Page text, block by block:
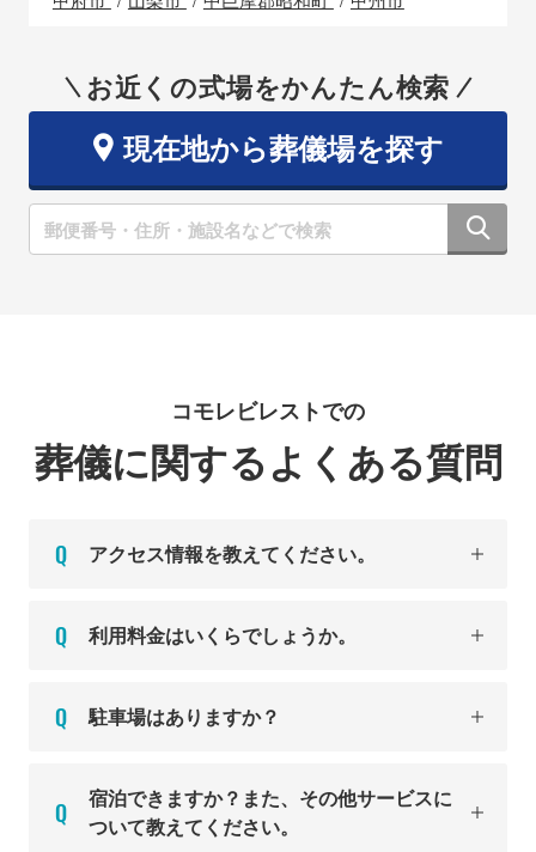
お近くの式場をかんたん検索
現在地から葬儀場を探す
コモレビレストでの
葬儀に関するよくある質問
アクセス情報を教えてください。
利用料金はいくらでしょうか。
駐車場はありますか？
宿泊できますか？また、その他サービスに
ついて教えてください。